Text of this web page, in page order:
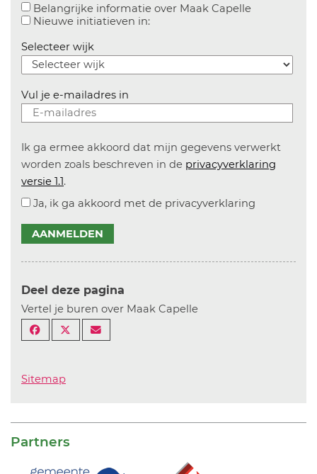
Belangrijke informatie over Maak CapelleAanvinken
Nieuwe initiatieven in:Aanvinken om informatie over
Selecteer wijk
Vul je e-mailadres in
Ik ga ermee akkoord dat mijn gegevens verwerkt
worden zoals beschreven in de privacyverklaring
versie 1.1.
Ja, ik ga akkoord met de privacyverklaring
AANMELDEN
Deel deze pagina
Vertel je buren over Maak Capelle
Sitemap
Partners